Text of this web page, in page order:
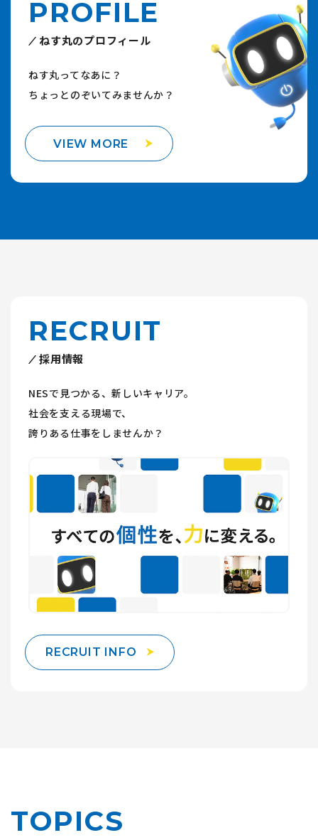
PROFILE
ねす丸のプロフィール
ねす丸ってなあに？
ちょっとのぞいてみませんか？
VIEW MORE
RECRUIT
採用情報
NESで見つかる、新しいキャリア。
社会を支える現場で、
誇りある仕事をしませんか？
RECRUIT INFO
TOPICS